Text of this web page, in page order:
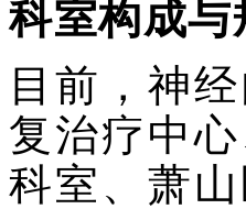
科室构成与
目前，神
复治疗中
科室、萧